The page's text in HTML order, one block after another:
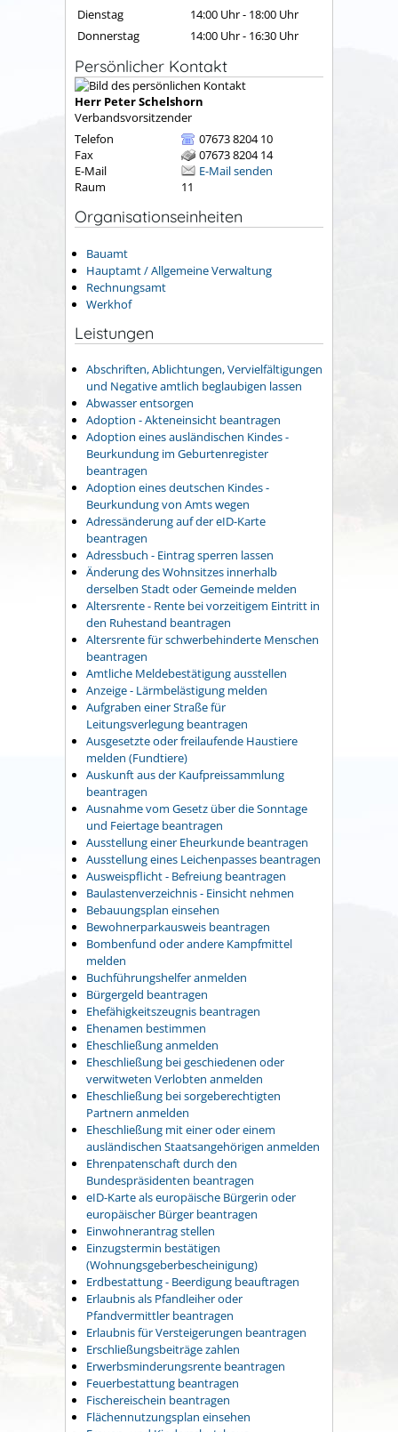
Dienstag
14:00 Uhr- 18:00 Uhr
Donnerstag
14:00 Uhr- 16:30 Uhr
Persönlicher Kontakt
Herr PeterSchelshorn
Verbandsvorsitzender
Telefon
07673 8204 10
Fax
07673 8204 14
E-Mail
E-Mail senden
Raum
11
Organisationseinheiten
Bauamt
Hauptamt / Allgemeine Verwaltung
Rechnungsamt
Werkhof
Leistungen
Abschriften, Ablichtungen, Vervielfältigungen
und Negative amtlich beglaubigen lassen
Abwasser entsorgen
Adoption - Akteneinsicht beantragen
Adoption eines ausländischen Kindes -
Beurkundung im Geburtenregister
beantragen
Adoption eines deutschen Kindes -
Beurkundung von Amts wegen
Adressänderung auf der eID-Karte
beantragen
Adressbuch - Eintrag sperren lassen
Änderung des Wohnsitzes innerhalb
derselben Stadt oder Gemeinde melden
Altersrente - Rente bei vorzeitigem Eintritt in
den Ruhestand beantragen
Altersrente für schwerbehinderte Menschen
beantragen
Amtliche Meldebestätigung ausstellen
Anzeige - Lärmbelästigung melden
Aufgraben einer Straße für
Leitungsverlegung beantragen
Ausgesetzte oder freilaufende Haustiere
melden (Fundtiere)
Auskunft aus der Kaufpreissammlung
beantragen
Ausnahme vom Gesetz über die Sonntage
und Feiertage beantragen
Ausstellung einer Eheurkunde beantragen
Ausstellung eines Leichenpasses beantragen
Ausweispflicht - Befreiung beantragen
Baulastenverzeichnis - Einsicht nehmen
Bebauungsplan einsehen
Bewohnerparkausweis beantragen
Bombenfund oder andere Kampfmittel
melden
Buchführungshelfer anmelden
Bürgergeld beantragen
Ehefähigkeitszeugnis beantragen
Ehenamen bestimmen
Eheschließung anmelden
Eheschließung bei geschiedenen oder
verwitweten Verlobten anmelden
Eheschließung bei sorgeberechtigten
Partnern anmelden
Eheschließung mit einer oder einem
ausländischen Staatsangehörigen anmelden
Ehrenpatenschaft durch den
Bundespräsidenten beantragen
eID-Karte als europäische Bürgerin oder
europäischer Bürger beantragen
Einwohnerantrag stellen
Einzugstermin bestätigen
(Wohnungsgeberbescheinigung)
Erdbestattung - Beerdigung beauftragen
Erlaubnis als Pfandleiher oder
Pfandvermittler beantragen
Erlaubnis für Versteigerungen beantragen
Erschließungsbeiträge zahlen
Erwerbsminderungsrente beantragen
Feuerbestattung beantragen
Fischereischein beantragen
Flächennutzungsplan einsehen